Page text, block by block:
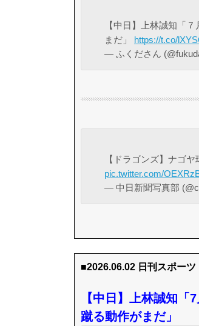
【中日】上林誠知「
まだ」 https://t.co/
— ふくださん
【ドラゴンズ】ナゴ
pic.twitter.com/
— 中日新聞写真部
■2026.06.02 日刊スポーツ
【中日】上林誠知
蹴る動作がまだ」